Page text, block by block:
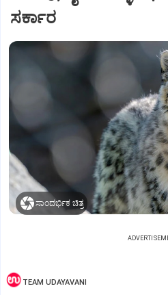
ಸರ್ಕಾರ
ಸಾಂದರ್ಭಿಕ ಚಿತ್ರ
TEAM UDAYAVANI